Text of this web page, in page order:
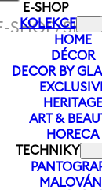
E-SHOP
KOLEKCE
HOME
DÉCOR
DECOR BY
HERITAGE
ART &
HORECA
TECHNIKY
MALOVÁNÍ
SHOP/
NA
ML